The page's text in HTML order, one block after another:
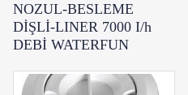
NOZUL-BESLEME
DİŞLİ-LINER 7000 I/h
DEBİ WATERFUN